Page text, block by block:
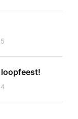
loopfeest!